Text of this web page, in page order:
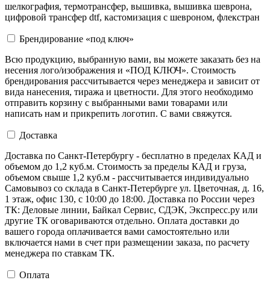
шелкография, термотрансфер, вышивка, вышивка шеврона,
цифровой трансфер dtf, кастомизация с шевроном, флекстран
Брендирование «под ключ»
Всю продукцию, выбранную вами, вы можете заказать без на
несения лого/изображения и «ПОД КЛЮЧ». Стоимость
брендирования рассчитывается через менеджера и зависит от
вида нанесения, тиража и цветности. Для этого необходимо
отправить корзину с выбранными вами товарами или
написать нам и прикрепить логотип. С вами свяжутся.
Доставка
Доставка по Санкт-Петербургу - бесплатно в пределах КАД и
объемом до 1,2 куб.м. Стоимость за пределы КАД и груза,
объемом свыше 1,2 куб.м - рассчитывается индивидуально
Самовывоз со склада в Санкт-Петербурге ул. Цветочная, д. 16,
1 этаж, офис 130, с 10:00 до 18:00. Доставка по России через
ТК: Деловые линии, Байкал Сервис, СДЭК, Экспресс.ру или
другие ТК оговариваются отдельно. Оплата доставки до
вашего города оплачивается вами самостоятельно или
включается нами в счет при размещении заказа, по расчету
менеджера по ставкам ТК.
Оплата